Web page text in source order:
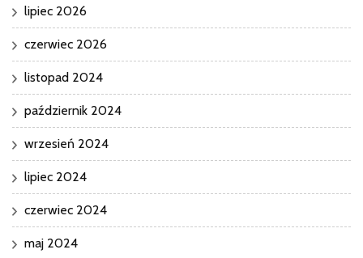
lipiec 2026
czerwiec 2026
listopad 2024
październik 2024
wrzesień 2024
lipiec 2024
czerwiec 2024
maj 2024